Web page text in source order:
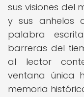
sus visiones del
y sus anhelos
palabra
barreras del
al lector
ventana única
memoria